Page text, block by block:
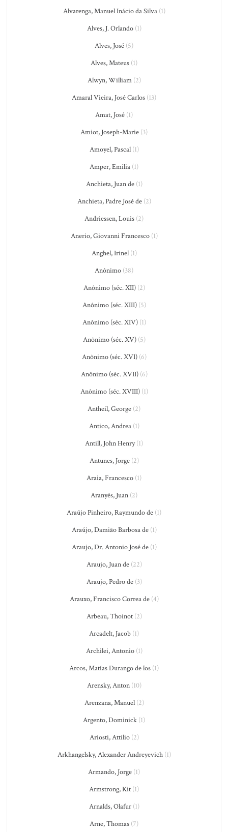
Alvarenga, Manuel Inácio da Silva(1)
Alves, J. Orlando(1)
Alves, José (5)
Alves, Mateus (1)
Alwyn, William(2)
Amaral Vieira, José Carlos (13)
Amat, José (1)
Amiot, Joseph-Marie (3)
Amoyel, Pascal(1)
Amper, Emilia (1)
Anchieta, Juan de(1)
Anchieta, Padre José de(2)
Andriessen, Louis (2)
Anerio, Giovanni Francesco(1)
Anghel, Irinel(1)
Anônimo (38)
Anônimo (séc. XII)(2)
Anônimo (séc. XIII)(5)
Anônimo (séc. XIV)(1)
Anônimo (séc. XV)(5)
Anônimo (séc. XVI)(6)
Anônimo (séc. XVII)(6)
Anônimo (séc. XVIII)(1)
Antheil, George (2)
Antico, Andrea(1)
Antill, John Henry(1)
Antunes, Jorge(2)
Araia, Francesco (1)
Aranyés, Juan (2)
Araújo Pinheiro, Raymundo de (1)
Araújo, Damião Barbosa de(1)
Araujo, Dr. Antonio José de(1)
Araujo, Juan de(22)
Araujo, Pedro de(3)
Arauxo, Francisco Correa de(4)
Arbeau, Thoinot(2)
Arcadelt, Jacob (1)
Archilei, Antonio(1)
Arcos, Matías Durango de los (1)
Arensky, Anton(10)
Arenzana, Manuel(2)
Argento, Dominick (1)
Ariosti, Attilio(2)
Arkhangelsky, Alexander Andreyevich(1)
Armando, Jorge (1)
Armstrong, Kit (1)
Arnalds, Olafur(1)
Arne, Thomas (7)